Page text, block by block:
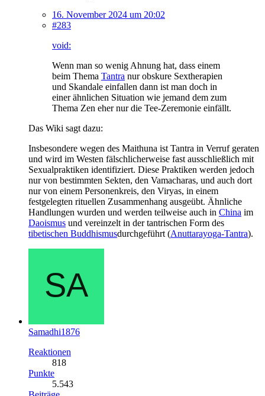
16. November 2024 um 20:02
#283
void:
Wenn man so wenig Ahnung hat, dass einem
beim Thema Tantra nur obskure Sextherapien
und Skandale einfallen dann ist man doch in
einer ähnlichen Situation wie jemand dem zum
Thema Zen eher nur die Tee-Zeremonie einfällt.
Das Wiki sagt dazu:
Insbesondere wegen des Maithuna ist Tantra in Verruf geraten
und wird im Westen fälschlicherweise fast ausschließlich mit
Sexualpraktiken identifiziert. Diese Praktiken werden jedoch
nur von bestimmten Sekten, den Vamacharas, und auch dort
nur von einem Personenkreis, den Viryas, in einem
festgelegten rituellen Zusammenhang ausgeübt. Ähnliche
Handlungen wurden und werden teilweise auch in China im
Daoismus und vereinzelt in der tantrischen Form des
tibetischen Buddhismusdurchgeführt (Anuttarayoga-Tantra).
Samadhi1876
Reaktionen
818
Punkte
5.543